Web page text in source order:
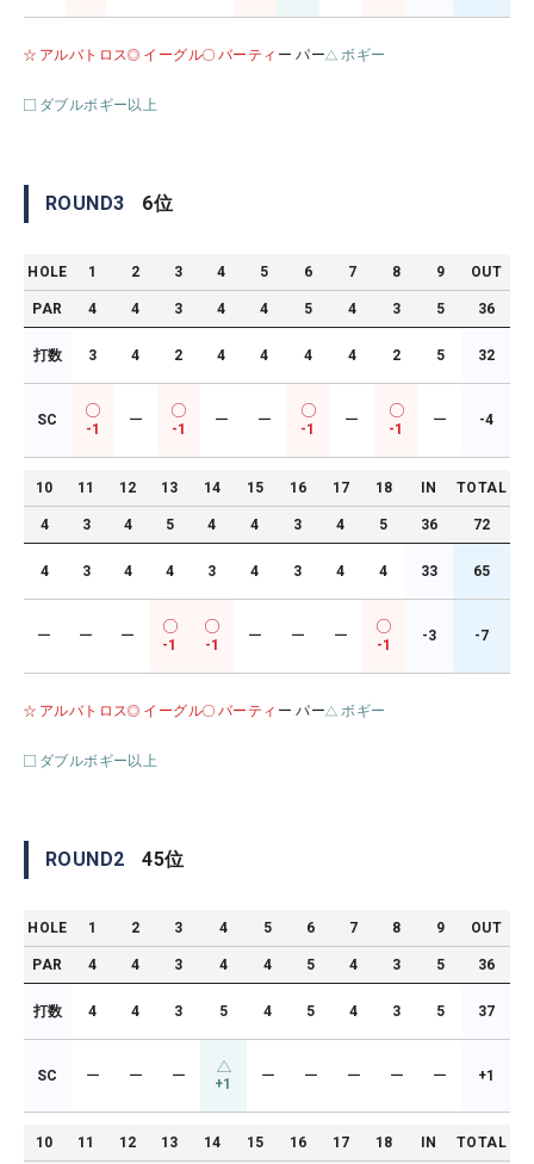
アルバトロス イーグル バーティ ー パー ボギー
ダブルボギー以上
ROUND3 6位
HOLE 1 2 3 4 5 6 7 8 9 OUT
PAR 4 4 3 4 4 5 4 3 5 36
打数 3 4 2 4 4 4 4 2 5 32
SC
-1
ー
-1
ー ー
-1
ー
-1
ー -4
10 11 12 13 14 15 16 17 18 IN TOTAL
4 3 4 5 4 4 3 4 5 36 72
4 3 4 4 3 4 3 4 4 33 65
ー ー ー
-1 -1
ー ー ー
-1
-3 -7
アルバトロス イーグル バーティ ー パー ボギー
ダブルボギー以上
ROUND2 45位
HOLE 1 2 3 4 5 6 7 8 9 OUT
PAR 4 4 3 4 4 5 4 3 5 36
打数 4 4 3 5 4 5 4 3 5 37
SC ー ー ー +1 ー ー ー ー ー +1
10 11 12 13 14 15 16 17 18 IN TOTAL